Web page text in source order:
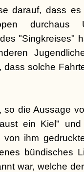
darauf, dass
durchaus
"Singkreises"
dass solche
so die Aussage
ein Kiel"
ihm
bündisches
war, welche